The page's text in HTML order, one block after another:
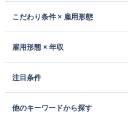
こだわり条件 × 雇用形態
雇用形態 × 年収
注目条件
他のキーワードから探す